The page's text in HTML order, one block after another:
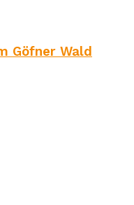
Göfner Wald